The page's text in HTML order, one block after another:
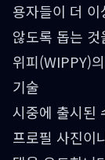
용자들이 더
않도록 돕는
위피(WIPPY)
기술
시중에 출시된
프로필 사진이